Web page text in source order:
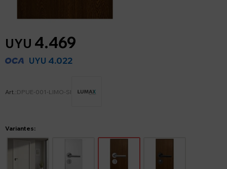
UYU 4.469
UYU 4.022
DPUE-001-LIMO-SI
Variantes: